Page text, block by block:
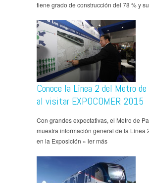
tiene grado de construcción del 78 % y
Conoce la Línea 2 del Metro de
al visitar EXPOCOMER 2015
Con grandes expectativas, el Metro de
muestra información general de la Línea
en la Exposición » ler más